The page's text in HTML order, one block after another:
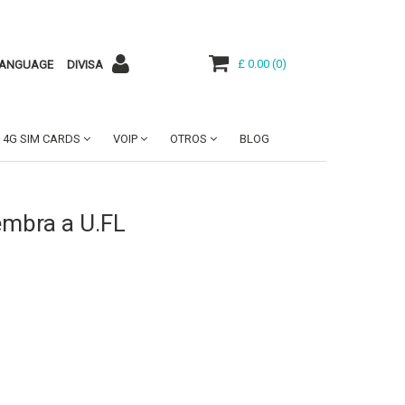
DIVISA £ 0.00 (0)
4G SIM CARDS VOIP OTROS BLOG
a U.FL